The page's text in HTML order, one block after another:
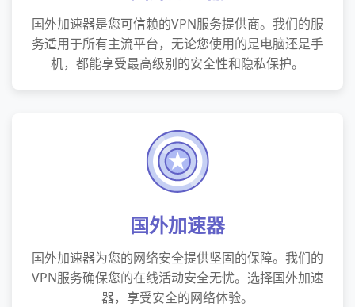
国外加速器是您可信赖的VPN服务提供商。我们的服
务适用于所有主流平台，无论您使用的是电脑还是手
机，都能享受最高级别的安全性和隐私保护。
国外加速器
国外加速器为您的网络安全提供坚固的保障。我们的
VPN服务确保您的在线活动安全无忧。选择国外加速
器，享受安全的网络体验。